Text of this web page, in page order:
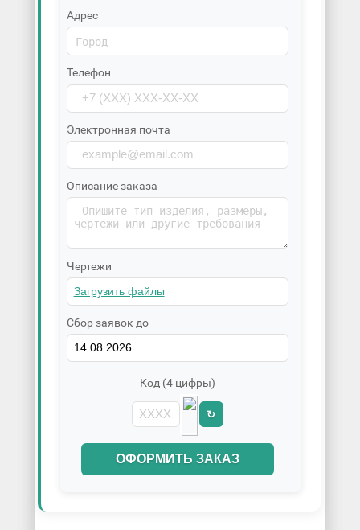
Адрес
Телефон
Электронная почта
Описание заказа
Чертежи
Сбор заявок до
Код (4 цифры)
↻
ОФОРМИТЬ ЗАКАЗ